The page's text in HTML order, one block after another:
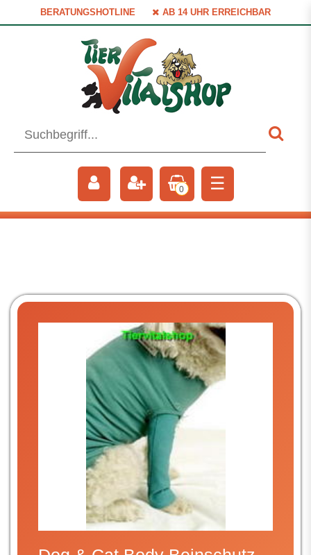
BERATUNGSHOTLINE AB 14 UHR ERREICHBAR
0 ☰